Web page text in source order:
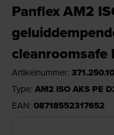
Panflex AM2
cleanroomsafe
Artikelnummer:
Type: AM2 ISO AKS PE
EAN: 08718552317652